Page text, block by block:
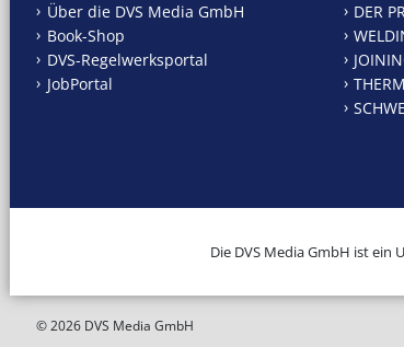
Über die DVS Media GmbH
Book-Shop
DVS-Regelwerksportal
JobPortal
DER
Die DVS Media GmbH ist ein
© 2026 DVS Media GmbH